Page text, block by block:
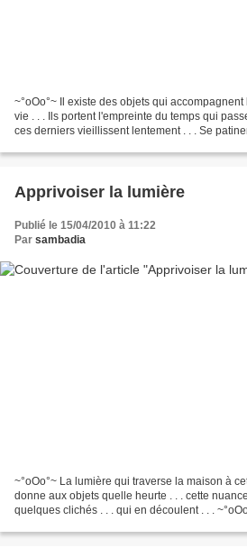
~°oOo°~ Il existe des objets qui
vie . . . Ils portent l'empreinte du temps qui
ces derniers vieillissent lentement . . . Se
Apprivoiser la lumière
Publié le 15/04/2010 à 11:22
Par sambadia
~°oOo°~ La lumière qui traverse la maison à
donne aux objets quelle heurte . . . cette nuance
quelques clichés . . . qui en découlent . . .